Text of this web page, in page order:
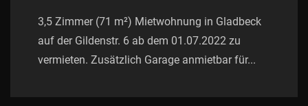
3,5 Zimmer (71 m²) Mietwohnung in Gladbeck
auf der Gildenstr. 6 ab dem 01.07.2022 zu
vermieten. Zusätzlich Garage anmietbar für...